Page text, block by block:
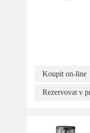
Koupit on-line
Rezervovat v